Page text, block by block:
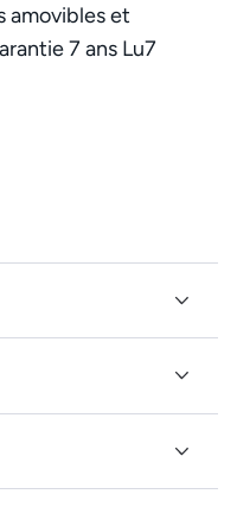
amovibles et
7 ans Lu7